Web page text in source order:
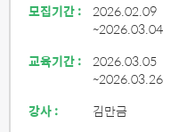
모집기간 : 2026.02.09
~2026.03.04
교육기간 : 2026.03.05
~2026.03.26
강사 :
김만금